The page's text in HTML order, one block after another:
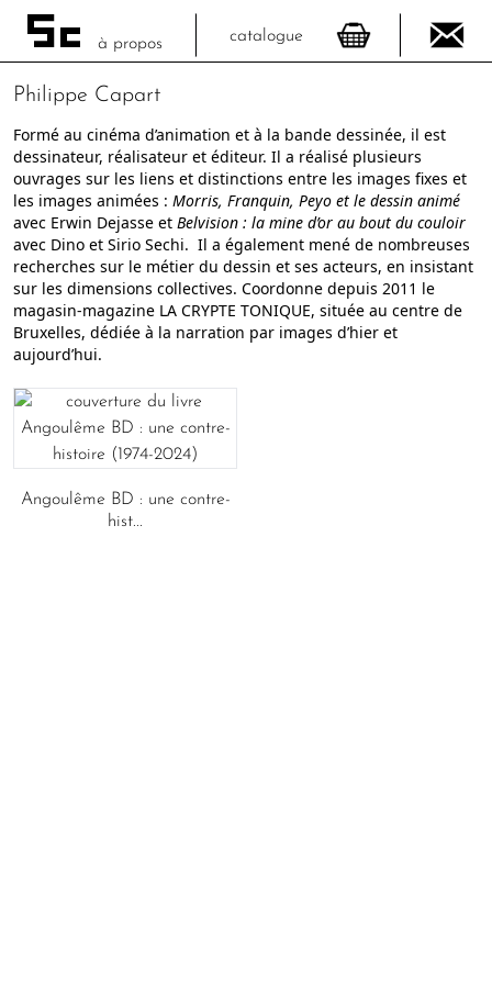
à propos catalogue
Philippe Capart
Formé au cinéma d’animation et à la bande dessinée, il est
dessinateur, réalisateur et éditeur. Il a réalisé plusieurs
ouvrages sur les liens et distinctions entre les images fixes et
les images animées : Morris, Franquin, Peyo et le dessin animé
avec Erwin Dejasse et Belvision : la mine d’or au bout du couloir
avec Dino et Sirio Sechi. Il a également mené de nombreuses
recherches sur le métier du dessin et ses acteurs, en insistant
sur les dimensions collectives. Coordonne depuis 2011 le
magasin-magazine LA CRYPTE TONIQUE, située au centre de
Bruxelles, dédiée à la narration par images d’hier et
aujourd’hui.
Angoulême BD : une contre-
hist...